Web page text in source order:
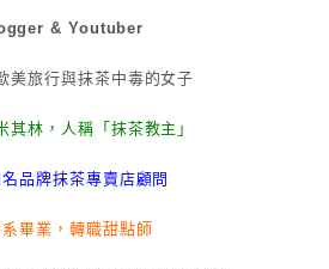
& Youtuber
美旅行與抹茶中毒的女子
其林，人稱「抹茶教主」
名品牌抹茶專賣店顧問
畢業，轉職甜點師